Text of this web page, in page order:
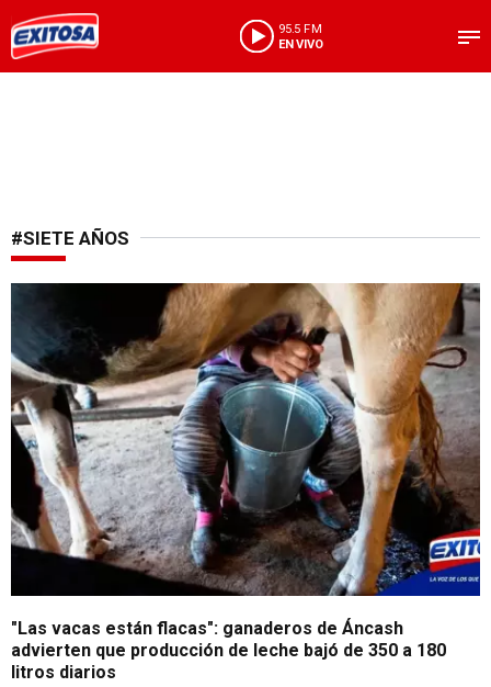
95.5 FM
EN VIVO
#SIETE AÑOS
"Las vacas están flacas": ganaderos de Áncash
advierten que producción de leche bajó de 350 a 180
litros diarios